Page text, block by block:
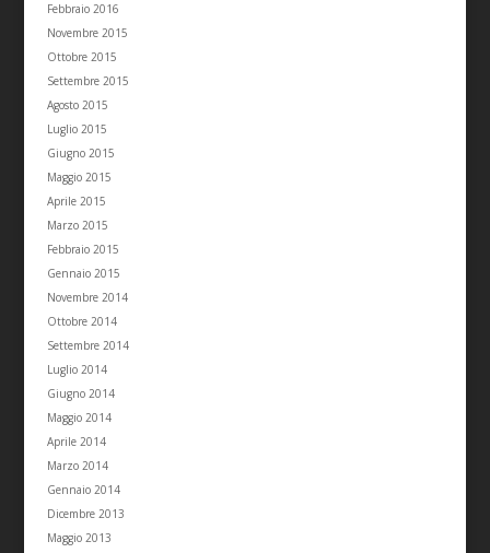
Febbraio 2016
Novembre 2015
Ottobre 2015
Settembre 2015
Agosto 2015
Luglio 2015
Giugno 2015
Maggio 2015
Aprile 2015
Marzo 2015
Febbraio 2015
Gennaio 2015
Novembre 2014
Ottobre 2014
Settembre 2014
Luglio 2014
Giugno 2014
Maggio 2014
Aprile 2014
Marzo 2014
Gennaio 2014
Dicembre 2013
Maggio 2013